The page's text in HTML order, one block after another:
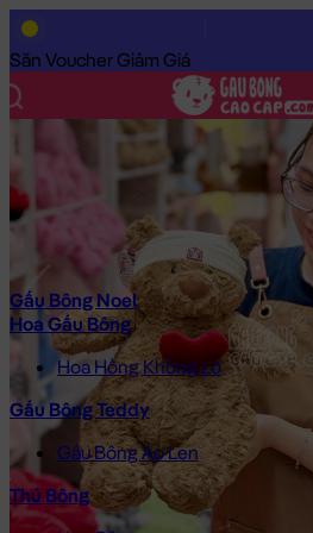
Săn Voucher Giảm Giá
Gấu Bông Noel
Hoa Gấu Bông
Hoa Hồng Khổng Lồ
Gấu Bông Teddy
Gấu Bông Áo Len
Thú Bông
Trang Chủ